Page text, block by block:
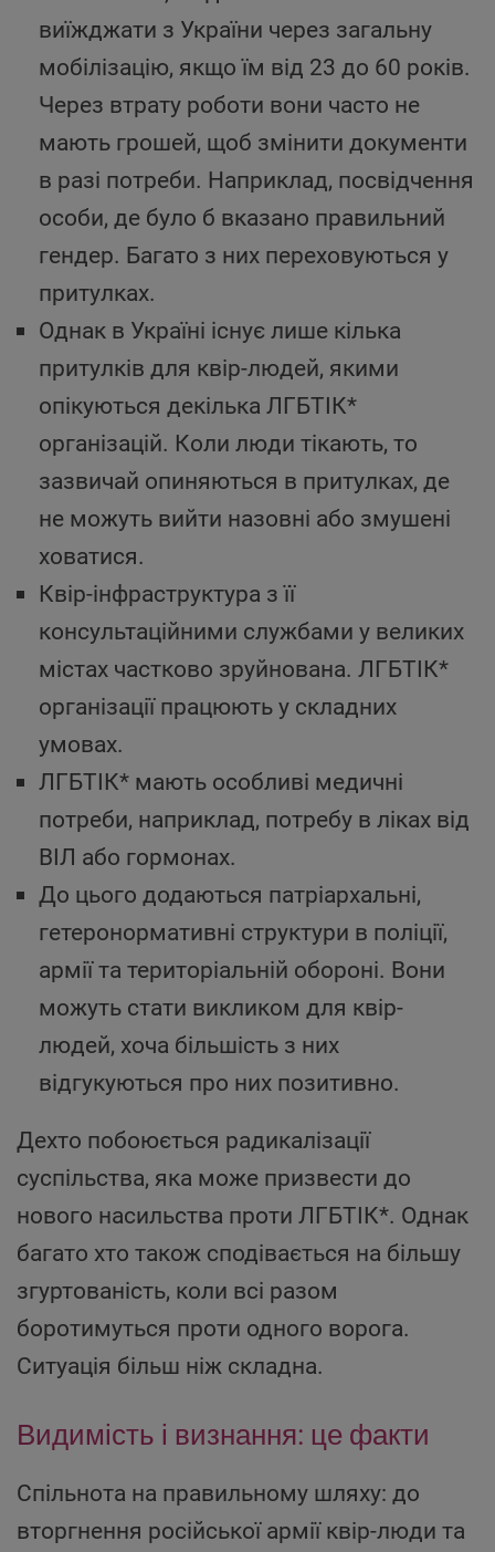
виїжджати з України через загальну
мобілізацію, якщо їм від 23 до 60 років.
Через втрату роботи вони часто не
мають грошей, щоб змінити документи
в разі потреби. Наприклад, посвідчення
особи, де було б вказано правильний
гендер. Багато з них переховуються у
притулках.
Однак в Україні існує лише кілька
притулків для квір-людей, якими
опікуються декілька ЛГБТІК*
організацій. Коли люди тікають, то
зазвичай опиняються в притулках, де
не можуть вийти назовні або змушені
ховатися.
Квір-інфраструктура з її
консультаційними службами у великих
містах частково зруйнована. ЛГБТІК*
організації працюють у складних
умовах.
ЛГБТІК* мають особливі медичні
потреби, наприклад, потребу в ліках від
ВІЛ або гормонах.
До цього додаються патріархальні,
гетеронормативні структури в поліції,
армії та територіальній обороні. Вони
можуть стати викликом для квір-
людей, хоча більшість з них
відгукуються про них позитивно.
Дехто побоюється радикалізації
суспільства, яка може призвести до
нового насильства проти ЛГБТІК*. Однак
багато хто також сподівається на більшу
згуртованість, коли всі разом
боротимуться проти одного ворога.
Ситуація більш ніж складна.
Видимість і визнання: це факти
Спільнота на правильному шляху: до
вторгнення російської армії квір-люди та